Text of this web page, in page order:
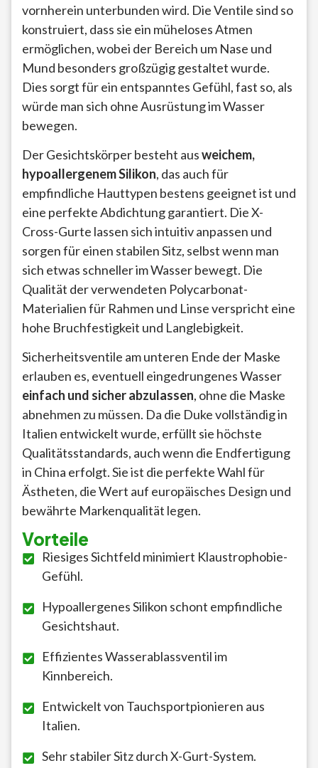
vornherein unterbunden wird. Die Ventile sind so
konstruiert, dass sie ein müheloses Atmen
ermöglichen, wobei der Bereich um Nase und
Mund besonders großzügig gestaltet wurde.
Dies sorgt für ein entspanntes Gefühl, fast so, als
würde man sich ohne Ausrüstung im Wasser
bewegen.
Der Gesichtskörper besteht ausweichem,
hypoallergenem Silikon, das auch für
empfindliche Hauttypen bestens geeignet ist und
eine perfekte Abdichtung garantiert. Die X-
Cross-Gurte lassen sich intuitiv anpassen und
sorgen für einen stabilen Sitz, selbst wenn man
sich etwas schneller im Wasser bewegt. Die
Qualität der verwendeten Polycarbonat-
Materialien für Rahmen und Linse verspricht eine
hohe Bruchfestigkeit und Langlebigkeit.
Sicherheitsventile am unteren Ende der Maske
erlauben es, eventuell eingedrungenes Wasser
einfach und sicher abzulassen, ohne die Maske
abnehmen zu müssen. Da die Duke vollständig in
Italien entwickelt wurde, erfüllt sie höchste
Qualitätsstandards, auch wenn die Endfertigung
in China erfolgt. Sie ist die perfekte Wahl für
Ästheten, die Wert auf europäisches Design und
bewährte Markenqualität legen.
Vorteile
Riesiges Sichtfeld minimiert Klaustrophobie-
Gefühl.
Hypoallergenes Silikon schont empfindliche
Gesichtshaut.
Effizientes Wasserablassventil im
Kinnbereich.
Entwickelt von Tauchsportpionieren aus
Italien.
Sehr stabiler Sitz durch X-Gurt-System.